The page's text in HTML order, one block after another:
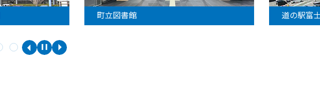
町立図書館 道の駅富